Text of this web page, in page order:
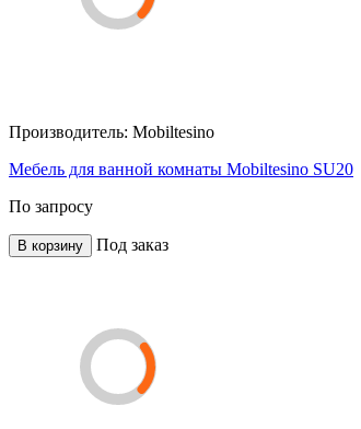
Производитель: Mobiltesino
Мебель для ванной комнаты Mobiltesino SU20
По запросу
В корзину Под заказ